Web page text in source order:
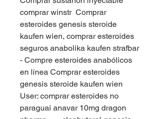
comprar winstr  Comprar
esteroides genesis steroide
kaufen wien, comprar esteroides
seguros anabolika kaufen strafbar
- Compre esteroides anabólicos
en línea Comprar esteroides
genesis steroide kaufen wien
User: comprar esteroides no
paraguai anavar 10mg dragon